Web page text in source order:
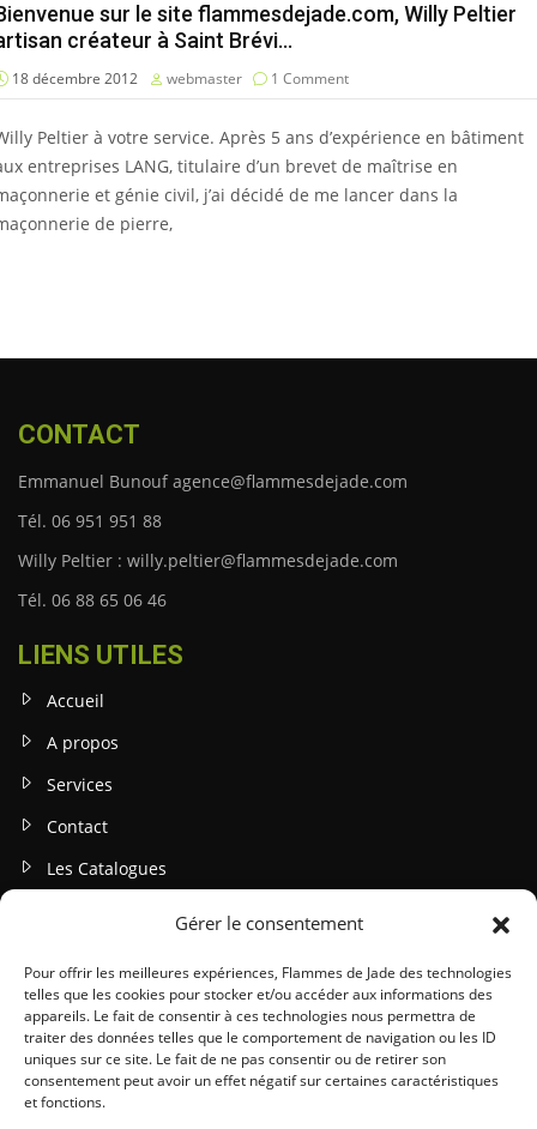
Gérer le consentement
Pour offrir les meilleures expériences, Flammes de Jade des technologies
telles que les cookies pour stocker et/ou accéder aux informations des
appareils. Le fait de consentir à ces technologies nous permettra de
traiter des données telles que le comportement de navigation ou les ID
uniques sur ce site. Le fait de ne pas consentir ou de retirer son
consentement peut avoir un effet négatif sur certaines caractéristiques
et fonctions.
sur le site flammesdejade.com, Willy Peltier
créateur à Saint Brévi…
18 décembre 2012 webmaster 1 Comment
Peltier à votre service. Après 5 ans d’expérience en bâtiment
entreprises LANG, titulaire d’un brevet de maîtrise en
et génie civil, j’ai décidé de me lancer dans la
de pierre,
CONTACT
Emmanuel Bunouf agence@flammesdejade.com
Tél. 06 951 951 88
Willy Peltier : willy.peltier@flammesdejade.com
Tél. 06 88 65 06 46
LIENS UTILES
Accueil
A propos
Services
Contact
Les Catalogues
INFOS LEGALES
Mentions légales
Politique de confidentialité
Gestion des cookies
Conditions générales (CGU / CGV)